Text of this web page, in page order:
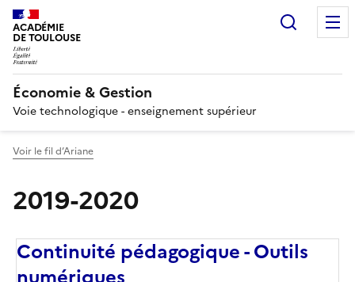
ACADÉMIE
DE TOULOUSE
Économie & Gestion
Voie technologique - enseignement supérieur
Voir le fil d’Ariane
2019-2020
Continuité pédagogique - Outils